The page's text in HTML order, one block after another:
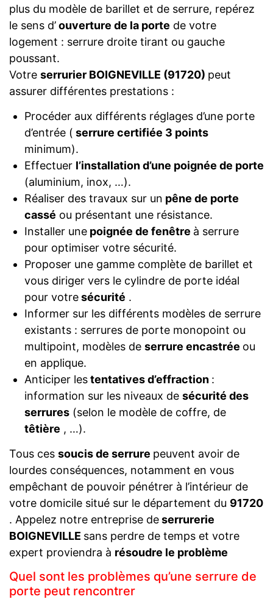
plus du modèle de barillet et de serrure, repérez
le sens d’ouverture de la porte de votre
logement : serrure droite tirant ou gauche
poussant.
Votre serrurier BOIGNEVILLE (91720) peut
assurer différentes prestations :
Procéder aux différents réglages d’une porte
d’entrée ( serrure certifiée 3 points
minimum).
Effectuer l’installation d’une poignée de porte
(aluminium, inox, …).
Réaliser des travaux sur un pêne de porte
cassé ou présentant une résistance.
Installer unepoignée de fenêtre à serrure
pour optimiser votre sécurité.
Proposer une gamme complète de barillet et
vous diriger vers le cylindre de porte idéal
pour votresécurité .
Informer sur les différents modèles de serrure
existants : serrures de porte monopoint ou
multipoint, modèles de serrure encastrée ou
en applique.
Anticiper lestentatives d’effraction :
information sur les niveaux de sécurité des
serrures(selon le modèle de coffre, de
têtière , …).
Tous ces soucis de serrure peuvent avoir de
lourdes conséquences, notamment en vous
empêchant de pouvoir pénétrer à l’intérieur de
votre domicile situé sur le département du 91720
. Appelez notre entreprise deserrurerie
BOIGNEVILLE sans perdre de temps et votre
expert proviendra à résoudre le problème
Quel sont les problèmes qu’une serrure de
porte peut rencontrer